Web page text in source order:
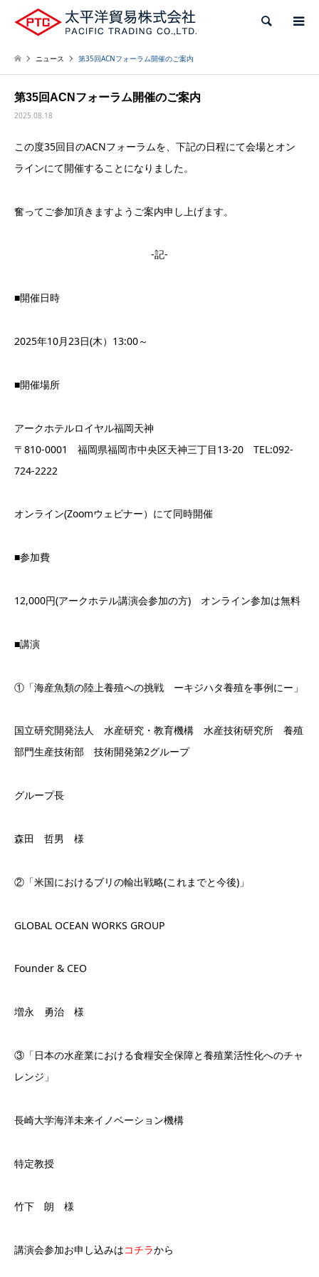
検索
ニュース 第35回ACNフォーラム開催のご案内
第35回ACNフォーラム開催のご案内
2025.08.18
この度35回目のACNフォーラムを、下記の日程にて会場とオン
ラインにて開催することになりました。
奮ってご参加頂きますようご案内申し上げます。
-記-
■開催日時
2025年10月23日(木）13:00～
■開催場所
アークホテルロイヤル福岡天神
〒810-0001 福岡県福岡市中央区天神三丁目13-20 TEL:092-
724-2222
オンライン(Zoomウェビナー）にて同時開催
■参加費
12,000円(アークホテル講演会参加の方) オンライン参加は無料
■講演
①「海産魚類の陸上養殖への挑戦 ーキジハタ養殖を事例にー」
国立研究開発法人 水産研究・教育機構 水産技術研究所 養殖
部門生産技術部 技術開発第2グループ
グループ長
森田 哲男 様
②「米国におけるブリの輸出戦略(これまでと今後)」
GLOBAL OCEAN WORKS GROUP
Founder & CEO
増永 勇治 様
③「日本の水産業における食糧安全保障と養殖業活性化へのチャ
レンジ」
長崎大学海洋未来イノベーション機構
特定教授
竹下 朗 様
講演会参加お申し込みはコチラから